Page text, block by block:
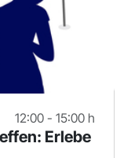
12:00 - 15:00 h
Erlebe